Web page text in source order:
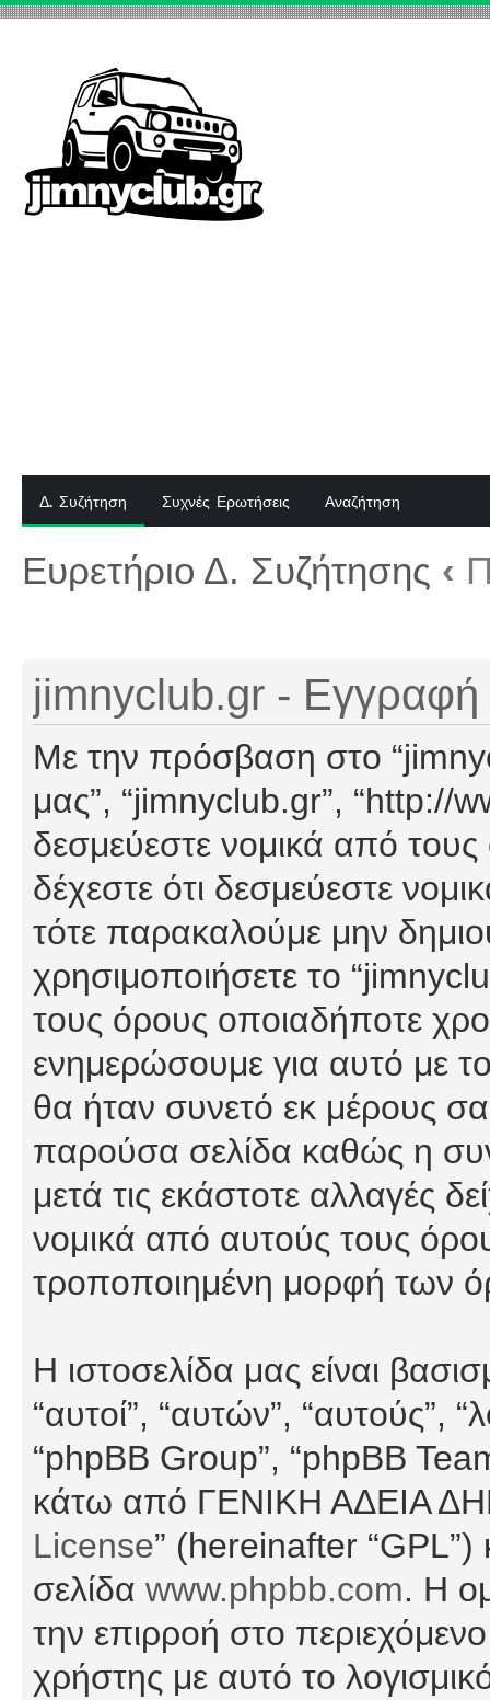
Δ. Συζήτηση Συχνές Ερωτήσεις Αναζήτηση
Ευρετήριο Δ. Συζήτησης ‹
jimnyclub.gr - Εγγραφή
Με την πρόσβαση στο
μας”, “jimnyclub.gr”, “http://
δεσμεύεστε νομικά από
δέχεστε ότι δεσμεύεστε
τότε παρακαλούμε μην
χρησιμοποιήσετε το
τους όρους οποιαδήποτε
ενημερώσουμε για αυτό με
θα ήταν συνετό εκ μέρους
παρούσα σελίδα καθώς η
μετά τις εκάστοτε αλλαγές
νομικά από αυτούς τους
τροποποιημένη μορφή των
Η ιστοσελίδα μας είναι
“αυτοί”, “αυτών”, “αυτούς”,
“phpBB Group”, “phpBB
κάτω από ΓΕΝΙΚΗ ΑΔΕΙΑ
License” (hereinafter “GPL”)
σελίδα www.phpbb.com. Η
την επιρροή στο
χρήστης με αυτό το